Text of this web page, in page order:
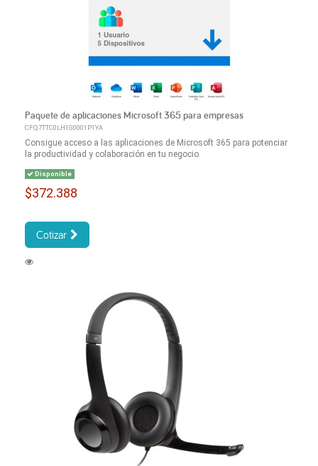
Paquete de aplicaciones Microsoft 365 para empresas
CFQ7TTC0LH1G0001P1YA
Consigue acceso a las aplicaciones de Microsoft 365 para potenciar
la productividad y colaboración en tu negocio.
Disponible
$372.388
Cotizar